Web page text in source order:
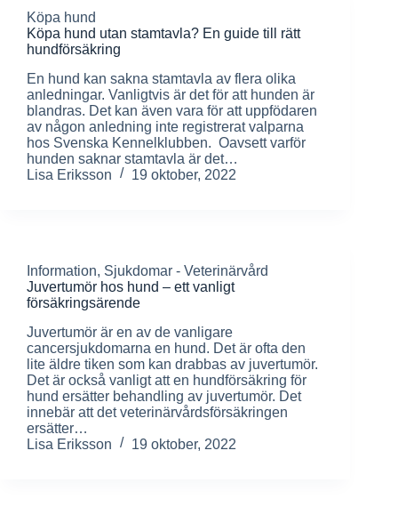
Köpa hund
Köpa hund utan stamtavla? En guide till rätt
hundförsäkring
En hund kan sakna stamtavla av flera olika
anledningar. Vanligtvis är det för att hunden är
blandras. Det kan även vara för att uppfödaren
av någon anledning inte registrerat valparna
hos Svenska Kennelklubben. Oavsett varför
hunden saknar stamtavla är det…
Lisa Eriksson
19 oktober, 2022
Information, Sjukdomar - Veterinärvård
Juvertumör hos hund – ett vanligt
försäkringsärende
Juvertumör är en av de vanligare
cancersjukdomarna en hund. Det är ofta den
lite äldre tiken som kan drabbas av juvertumör.
Det är också vanligt att en hundförsäkring för
hund ersätter behandling av juvertumör. Det
innebär att det veterinärvårdsförsäkringen
ersätter…
Lisa Eriksson
19 oktober, 2022